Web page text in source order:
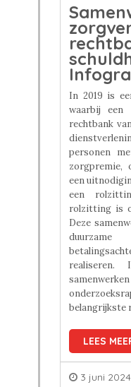
In 2019 is
waarbij een
rechtbank
personen
zorgpremie,
een
een
rolzitting is
Deze
belangrijkste
LEES
3 juni 2024